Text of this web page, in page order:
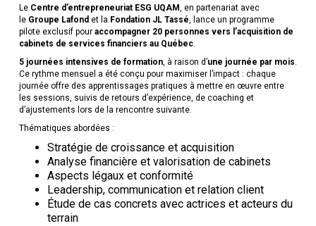
Le Centre d’entrepreneuriat ESG UQAM, en partenariat avec
le Groupe Lafond et la Fondation JL Tassé, lance un programme
pilote exclusif pour accompagner 20 personnes vers l’acquisition de
cabinets de services financiers au Québec.
5 journées intensives de formation, à raison d’une journée par mois.
Ce rythme mensuel a été conçu pour maximiser l’impact : chaque
journée offre des apprentissages pratiques à mettre en œuvre entre
les sessions, suivis de retours d’expérience, de coaching et
d’ajustements lors de la rencontre suivante.
Thématiques abordées :
Stratégie de croissance et acquisition
Analyse financière et valorisation de cabinets
Aspects légaux et conformité
Leadership, communication et relation client
Étude de cas concrets avec actrices et acteurs du
terrain